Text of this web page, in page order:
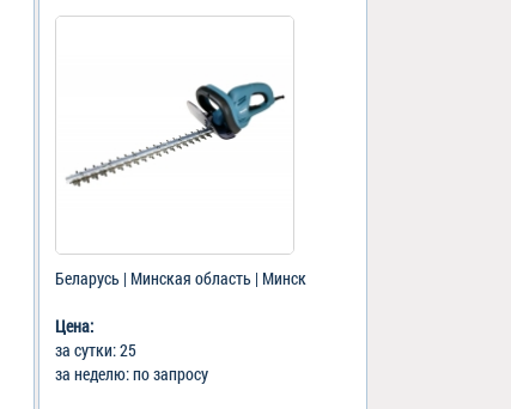
Беларусь | Минская область | Минск
Цена:
за сутки: 25
за неделю: по запросу